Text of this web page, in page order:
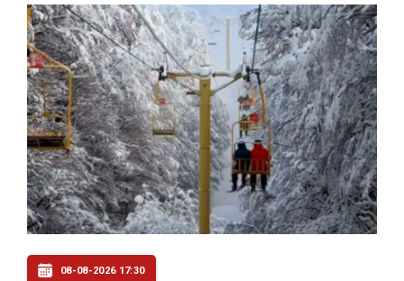
08-08-2026 17:30